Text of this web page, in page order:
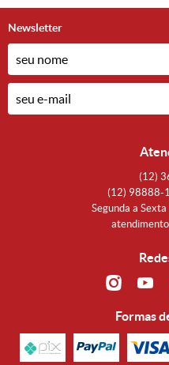
Newsletter
(12)
(12) 98888-
Segunda a
Formas